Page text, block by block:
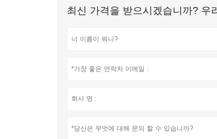
최신 가격을 받으시겠습니까? 우